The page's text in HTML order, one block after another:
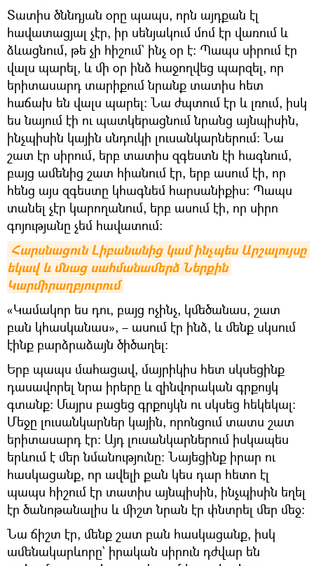
Տատիս ծննդյան օրը պապս, որն այդքան էլ
հավատացյալ չէր, իր սենյակում մոմ էր վառում և
ձևացնում, թե չի հիշում` ինչ օր է։ Պապս սիրում էր
վալս պարել, և մի օր ինձ հաջողվեց պարզել, որ
երիտասարդ տարիքում նրանք տատիս հետ
հաճախ են վալս պարել։ Նա ժպտում էր և լռում, իսկ
ես նայում էի ու պատկերացնում նրանց այնպիսին,
ինչպիսին կային սնդուկի լուսանկարներում։ Նա
շատ էր սիրում, երբ տատիս զգեստն էի հագնում,
բայց ամենից շատ հիանում էր, երբ ասում էի, որ
հենց այս զգեստը կհագնեմ հարսանիքիս։ Պապս
տանել չէր կարողանում, երբ ասում էի, որ սիրո
գոյությանը չեմ հավատում։
Հարսնացուն Լիբանանից կամ ինչպես Արշալույսը
եկավ և մնաց սահմանամերձ Ներքին
Կարմիրաղբյուրում
«Կամակոր ես դու, բայց ոչինչ, կմեծանաս, շատ
բան կհասկանաս», – ասում էր ինձ, և մենք սկսում
էինք բարձրաձայն ծիծաղել։
Երբ պապս մահացավ, մայրիկիս հետ սկսեցինք
դասավորել նրա իրերը և զինվորական գրքույկ
գտանք։ Մայրս բացեց գրքույկն ու սկսեց հեկեկալ։
Մեջը լուսանկարներ կային, որոնցում տատս շատ
երիտասարդ էր։ Այդ լուսանկարներում իսկապես
երևում է մեր նմանությունը։ Նայեցինք իրար ու
հասկացանք, որ ավելի քան կես դար հետո էլ
պապս հիշում էր տատիս այնպիսին, ինչպիսին եղել
էր ծանոթանալիս և միշտ նրան էր փնտրել մեր մեջ։
Նա ճիշտ էր, մենք շատ բան հասկացանք, իսկ
ամենակարևորը` իրական սիրուն դժվար են